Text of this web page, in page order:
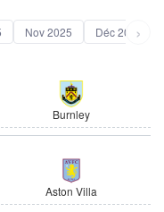
Nov 2025 Déc 2025›
Burnley
Aston Villa